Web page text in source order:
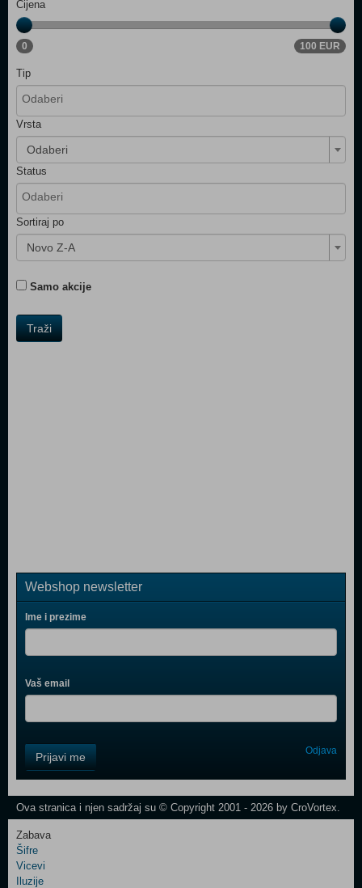
Cijena
0 100 EUR
Tip
Vrsta
Odaberi
Status
Sortiraj po
Novo Z-A
Samo akcije
Traži
Webshop newsletter
Ime i prezime
Vaš email
Field
One
Control
Prijavi me Odjava
Ova stranica i njen sadržaj su © Copyright 2001 - 2026 by CroVortex.
Zabava
Šifre
Vicevi
Iluzije